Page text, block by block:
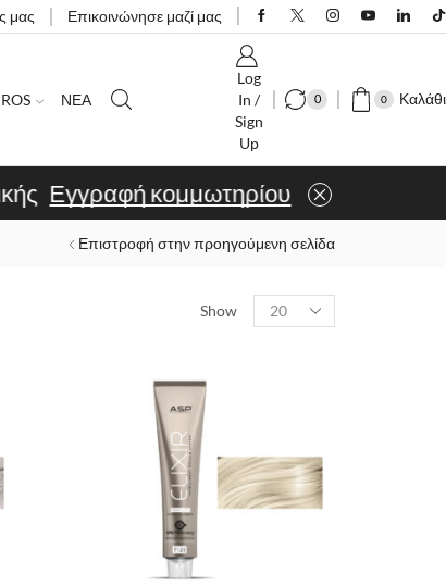
μας Επικοινώνησε μαζί μας
ΝΕΑ
Log
In /
Sign
Up
0 0 Καλάθι
Επιστροφή στην προηγούμενη σελίδα
Show